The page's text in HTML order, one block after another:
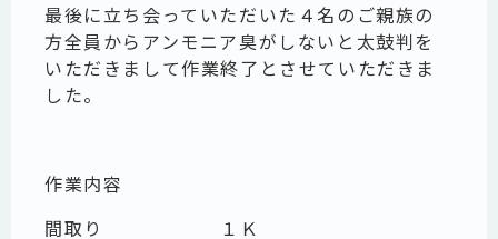
最後に立ち会っていただいた４名のご親族の
方全員からアンモニア臭がしないと太鼓判を
いただきまして作業終了とさせていただきま
した。
作業内容
間取り １Ｋ